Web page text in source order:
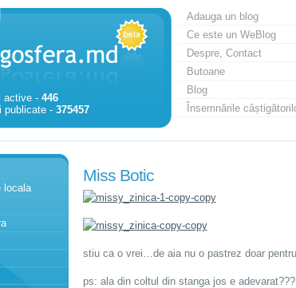
active - 446
publicate - 375457
Adauga un blog
Ce este un WeBlog
Despre, Contact
Butoane
Blog
Însemnările
locala
Miss Botic
stiu ca o vrei…de aia nu o pastrez doar
ps: ala din coltul din stanga jos e adevarat???